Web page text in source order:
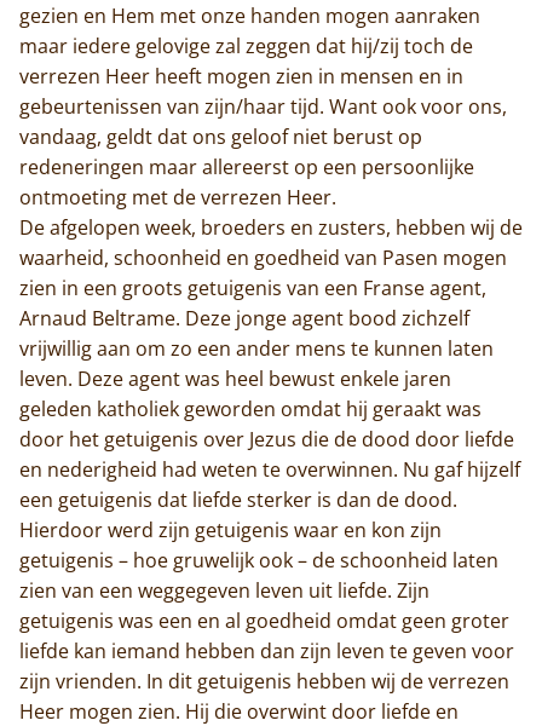
Home
Trappisten
gezien en Hem met onze handen mogen aanraken
maar iedere gelovige zal zeggen dat hij/zij toch de
verrezen Heer heeft mogen zien in mensen en in
gebeurtenissen van zijn/haar tijd. Want ook voor ons,
vandaag, geldt dat ons geloof niet berust op
redeneringen maar allereerst op een persoonlijke
ontmoeting met de verrezen Heer.
De afgelopen week, broeders en zusters, hebben wij de
waarheid, schoonheid en goedheid van Pasen mogen
zien in een groots getuigenis van een Franse agent,
Arnaud Beltrame. Deze jonge agent bood zichzelf
vrijwillig aan om zo een ander mens te kunnen laten
leven. Deze agent was heel bewust enkele jaren
geleden katholiek geworden omdat hij geraakt was
door het getuigenis over Jezus die de dood door liefde
en nederigheid had weten te overwinnen. Nu gaf hijzelf
een getuigenis dat liefde sterker is dan de dood.
Hierdoor werd zijn getuigenis waar en kon zijn
getuigenis – hoe gruwelijk ook – de schoonheid laten
zien van een weggegeven leven uit liefde. Zijn
getuigenis was een en al goedheid omdat geen groter
liefde kan iemand hebben dan zijn leven te geven voor
zijn vrienden. In dit getuigenis hebben wij de verrezen
Heer mogen zien. Hij die overwint door liefde en